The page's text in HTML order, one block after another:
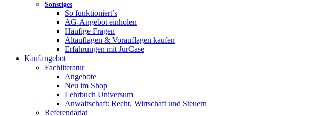
Sonstiges
So funktioniert’s
AG-Angebot einholen
Häufige Fragen
Altauflagen & Vorauflagen kaufen
Erfahrungen mit JurCase
Kaufangebot
Fachliteratur
Angebote
Neu im Shop
Lehrbuch Universum
Anwaltschaft: Recht, Wirtschaft und Steuern
Referendariat